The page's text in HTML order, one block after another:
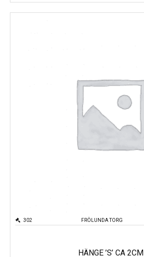
FRÖLUNDA TORG
302
HÄNGE ’S’ CA 2CM